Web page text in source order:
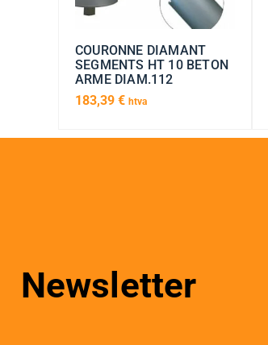
COURONNE DIAMANT
SEGMENTS HT 10 BETON
ARME DIAM.112
183,39 € htva
Newsletter